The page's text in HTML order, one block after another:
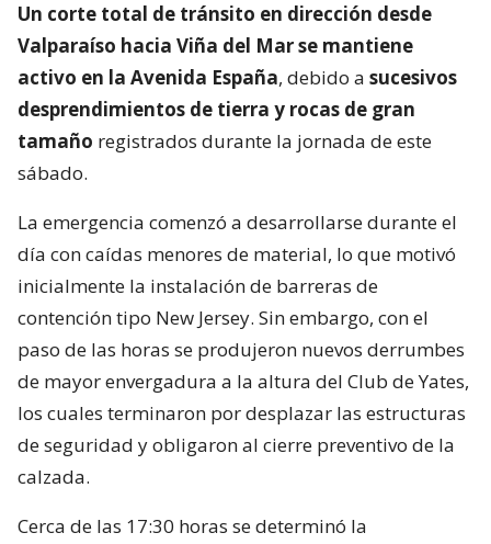
Un corte total de tránsito en dirección desde
Valparaíso hacia Viña del Mar se mantiene
activo en la Avenida España, debido a sucesivos
desprendimientos de tierra y rocas de gran
tamaño registrados durante la jornada de este
sábado.
La emergencia comenzó a desarrollarse durante el
día con caídas menores de material, lo que motivó
inicialmente la instalación de barreras de
contención tipo New Jersey. Sin embargo, con el
paso de las horas se produjeron nuevos derrumbes
de mayor envergadura a la altura del Club de Yates,
los cuales terminaron por desplazar las estructuras
de seguridad y obligaron al cierre preventivo de la
calzada.
Cerca de las 17:30 horas se determinó la